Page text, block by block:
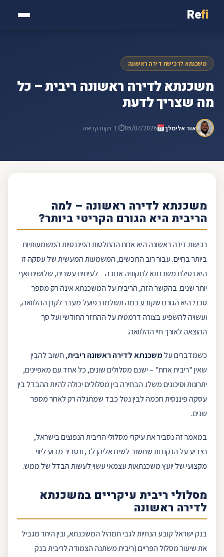
Refi
משכנתא לרכישת דירה ראשונה
משכנתא לדירה ראשונה ריבית – כל
מה שצריך לדעת
אור אלימלך 05/07/2026⏱ 1 דקות קריאה
משכנתא לדירה ראשונה – למה
הריבית היא הגורם הקריטי ביותר?
רכישתדירה ראשונההיא אחת ההחלטות הפיננסיות המשמעותיות
ביותר בחיים. עבור רוב הרוכשים, המשמעות המעשית של עסקה זו
היא נטילת משכנתא לתקופה ארוכה – לעיתים עשרים, שלושים ואף
יותר שנים. בהקשר הזה, הריבית על המשכנתא אינה רק מספר
טכני: היא הגורם שקובע כמה תשלמו בפועל מעבר לקרן ההלוואה,
ועשויה להשפיע בצורה דרמטית על ההחזר החודשי ועל סך
ההוצאה לאורך חיי ההלוואה.
כשמדברים עלמשכנתא לדירה ראשונהריבית, חשוב להבין
שאין "ריבית אחת" – ישנם מסלולים שונים, כל אחד עם מאפיינים,
יתרונות וסיכונים משלו. הבחירה בין מסלולים יכולה להיות ההבדל בין
עסקה פיננסית חכמה לבין נטל כבד שמתגלה רק לאחר מספר
שנים.
במאמר זה נסביר את עיקרי מסלולי הריבית הנפוצים בישראל,
נצביע על הנקודות שחשוב לשים אליהן לב, ונסביר מדוע ליווי
מקצועי שליועץ משכנתאותעצמאי עשוי לעשות הבדל של ממש.
מסלולי ריבית עיקריים במשכנתא
לדירה ראשונה
בנק ישראלקובע הנחיות לגבי תמהיל המשכנתא, ובין היתר מגביל
את שיעור מסלול הפריים(ריבית משתנההצמודה לריביתבנק